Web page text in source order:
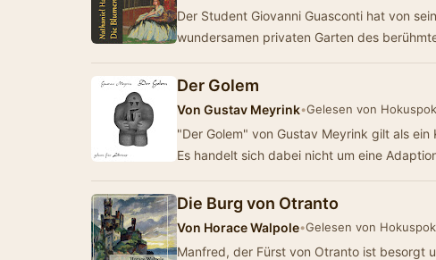
Der Student Giovanni Guasconti hat von
wundersamen privaten Garten des
Der Golem
Von Gustav Meyrink•Gelesen von
"Der Golem" von Gustav Meyrink gilt als
Es handelt sich dabei nicht um eine
Die Burg von Otranto
Von Horace Walpole•Gelesen von
Manfred, der Fürst von Otranto ist besorgt